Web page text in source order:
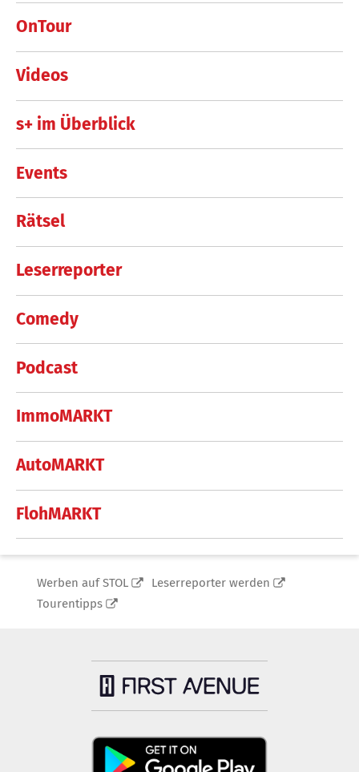
OnTour
Videos
s+ im Überblick
Events
Rätsel
Leserreporter
Comedy
Podcast
ImmoMARKT
AutoMARKT
FlohMARKT
Werben auf STOL
Leserreporter werden
Tourentipps